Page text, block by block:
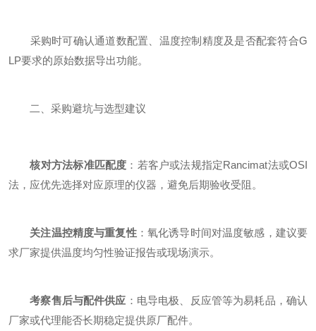
采购时可确认通道数配置、温度控制精度及是否配套符合G
LP要求的原始数据导出功能。
二、采购避坑与选型建议
核对方法标准匹配度 ：若客户或法规指定Rancimat法或OSI
法，应优先选择对应原理的仪器，避免后期验收受阻。
关注温控精度与重复性：氧化诱导时间对温度敏感，建议要
求厂家提供温度均匀性验证报告或现场演示。
考察售后与配件供应 ：电导电极、反应管等为易耗品，确认
厂家或代理能否长期稳定提供原厂配件。